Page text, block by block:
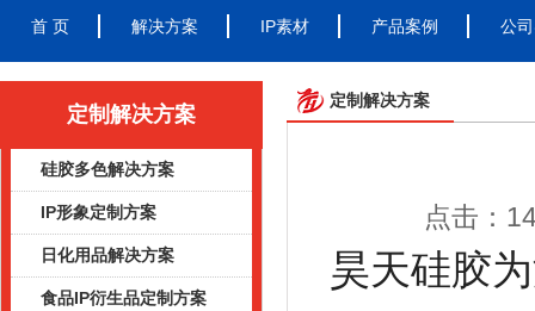
首 页 解决方案 IP素材 产品案例 公
定制解决方案
硅胶多色解决方案
IP形象定制方案
日化用品解决方案
食品IP衍生品定制方案
定制解决方案
点击：
昊天硅胶